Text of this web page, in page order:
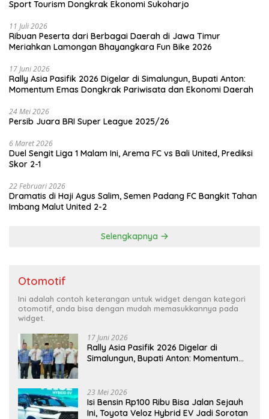
Sport Tourism Dongkrak Ekonomi Sukoharjo
11 Juli 2026
Ribuan Peserta dari Berbagai Daerah di Jawa Timur
Meriahkan Lamongan Bhayangkara Fun Bike 2026
17 Juni 2026
Rally Asia Pasifik 2026 Digelar di Simalungun, Bupati Anton:
Momentum Emas Dongkrak Pariwisata dan Ekonomi Daerah
24 Mei 2026
Persib Juara BRI Super League 2025/26
6 Maret 2026
Duel Sengit Liga 1 Malam Ini, Arema FC vs Bali United, Prediksi
Skor 2-1
22 Februari 2026
Dramatis di Haji Agus Salim, Semen Padang FC Bangkit Tahan
Imbang Malut United 2-2
Selengkapnya
Otomotif
Ini adalah contoh keterangan untuk widget dengan kategori
otomotif, anda bisa dengan mudah memasukkannya pada
widget.
17 Juni 2026
Rally Asia Pasifik 2026 Digelar di
Simalungun, Bupati Anton: Momentum
23 Mei 2026
Isi Bensin Rp100 Ribu Bisa Jalan Sejauh
Ini, Toyota Veloz Hybrid EV Jadi Sorotan